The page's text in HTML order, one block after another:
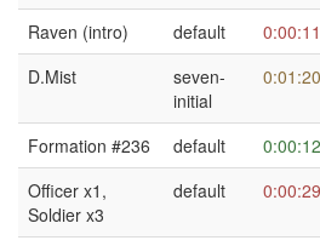
Raven (intro)
default
D.Mist
seven-
initial
Formation #236 default
Officer x1,
Soldier x3
default